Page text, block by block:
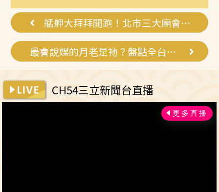
疑人生
囊，瘦出...
艋舺大拜拜開跑！北市三大廟會青山王祭
最會說媒的月老是祂？盤點全台人氣月老廟
CH54三立新聞台直播